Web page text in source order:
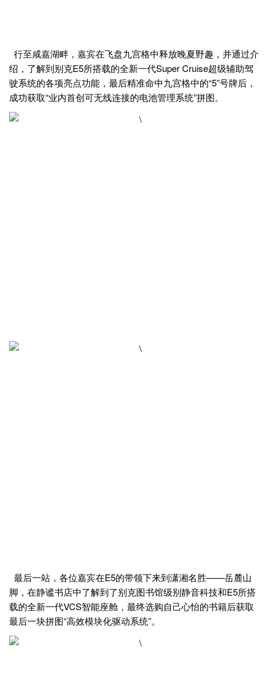
行至咸嘉湖畔，嘉宾在飞盘九宫格中释放晚夏野趣，并通过介
绍，了解到别克E5所搭载的全新一代Super Cruise超级辅助驾
驶系统的各项亮点功能，最后精准命中九宫格中的“5”号牌后，
成功获取“业内首创可无线连接的电池管理系统”拼图。
最后一站，各位嘉宾在E5的带领下来到潇湘名胜——岳麓山
脚，在静谧书店中了解到了别克图书馆级别静音科技和E5所搭
载的全新一代VCS智能座舱，最终选购自己心怡的书籍后获取
最后一块拼图“高效模块化驱动系统”。